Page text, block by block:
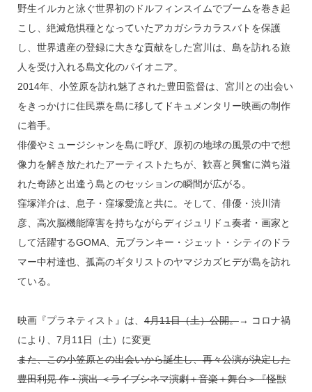
野生イルカと泳ぐ世界初のドルフィンスイムでブームを巻き起
こし、絶滅危惧種となっていたアカガシラカラスバトを保護
し、世界遺産の登録に大きな貢献をした宮川は、島を訪れる旅
人を受け入れる島文化のパイオニア。
2014年、小笠原を訪れ魅了された豊田監督は、宮川との出会い
をきっかけに住民票を島に移してドキュメンタリー映画の制作
に着手。
俳優やミュージシャンを島に呼び、原初の地球の風景の中で想
像力を解き放たれたアーティストたちが、歓喜と興奮に満ち溢
れた奇跡と出逢う島とのセッションの瞬間が広がる。
窪塚洋介は、息子・窪塚愛流と共に。そして、俳優・渋川清
彦、高次脳機能障害を持ちながらディジュリドュ奏者・画家と
して活躍するGOMA、元ブランキー・ジェット・シティのドラ
マー中村達也、孤高のギタリストのヤマジカズヒデが島を訪れ
ている。
映画『プラネティスト』は、 4月11日（土）公開。→ コロナ禍
により、7月11日（土）に変更
また、この小笠原との出会いから誕生し、再々公演が決定した
豊田利晃 作・演出 ＜ライブシネマ演劇＋音楽＋舞台＞『怪獣